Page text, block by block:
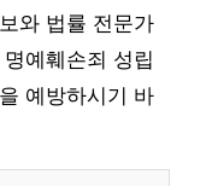
와 법률 전문가
예훼손죄 성립
예방하시기 바